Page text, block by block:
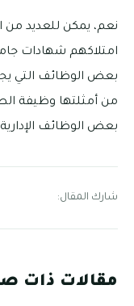
نعم، يمكن للعديد من
امتلاكهم شهادات
بعض الوظائف التي
من أمثلتها وظيفة
بعض الوظائف
شارك المقال:
مقالات ذات